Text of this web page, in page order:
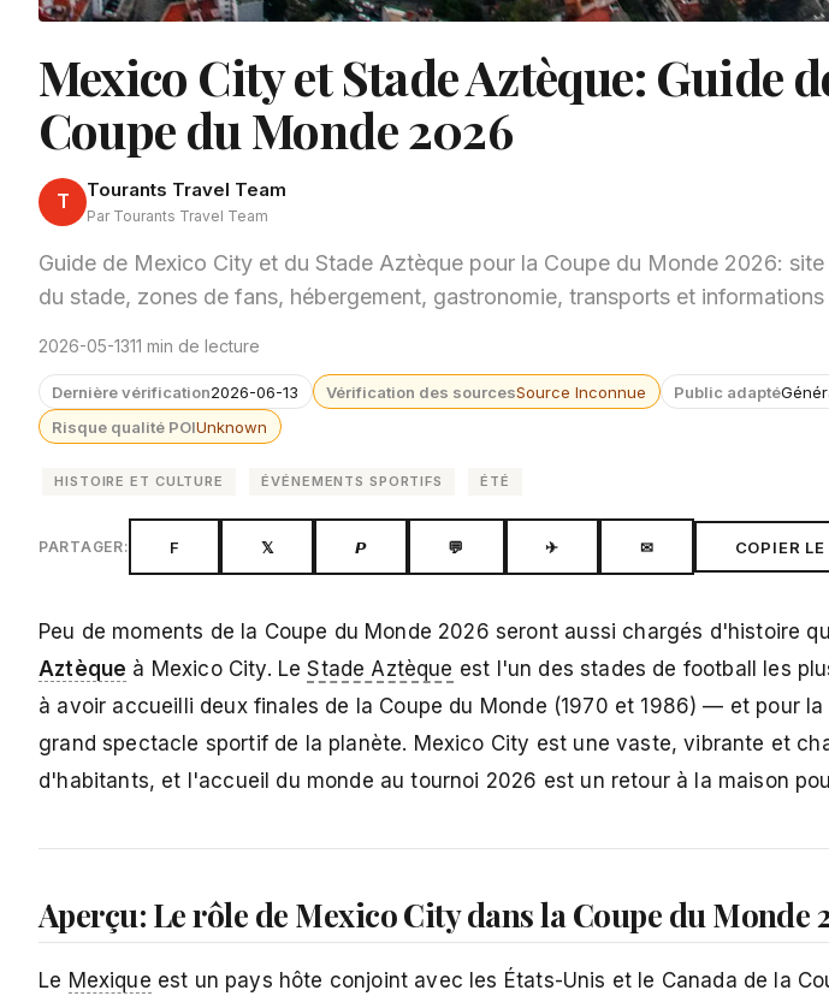
Mexico City et Stade Aztèque: Guide
Coupe du Monde 2026
T Tourants Travel Team
Par Tourants Travel Team
Guide de Mexico City et du Stade Aztèque pour la Coupe du Monde 2026:
du stade, zones de fans, hébergement, gastronomie, transports et informations
2026-05-1311 min de lecture
Dernière vérification2026-06-13 Vérification des sourcesSource Inconnue Public adapté
Risque qualité POIUnknown
HISTOIRE ET CULTURE ÉVÉNEMENTS SPORTIFS ÉTÉ
PARTAGER: F 𝕏 𝙋 💬 ✈ ✉ COPIER LE
Peu de moments de la Coupe du Monde 2026 seront aussi chargés d'histoire
Aztèque à Mexico City. LeStade Aztèque est l'un des stades de football les
à avoir accueilli deux finales de la Coupe du Monde (1970 et 1986) — et pour
grand spectacle sportif de la planète. Mexico City est une vaste, vibrante et
d'habitants, et l'accueil du monde au tournoi 2026 est un retour à la maison
Aperçu: Le rôle de Mexico City dans la Coupe du Monde
Le Mexique est un pays hôte conjoint avec les États-Unis et le Canada de la